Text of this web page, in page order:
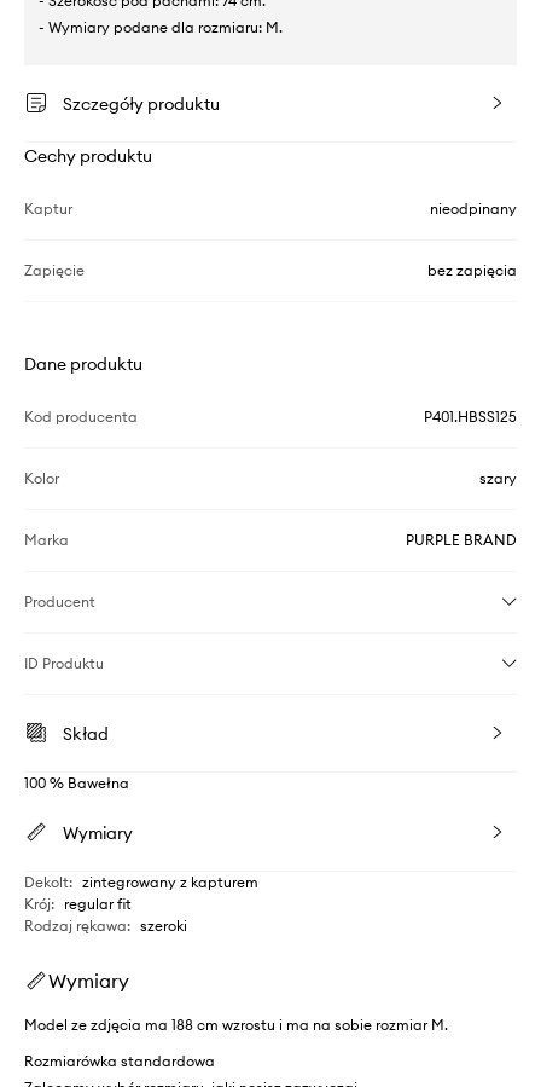
- Wymiary podane dla rozmiaru: M.
Szczegóły produktu
Cechy produktu
Kaptur nieodpinany
Zapięcie bez zapięcia
Dane produktu
Kod producenta P401.HBSS125
Kolor szary
Marka PURPLE BRAND
Producent
ID Produktu
Skład
100 % Bawełna
Wymiary
Dekolt: zintegrowany z kapturem
Krój: regular fit
Rodzaj rękawa: szeroki
Wymiary
Model ze zdjęcia ma 188 cm wzrostu i ma na sobie rozmiar M.
Rozmiarówka standardowa